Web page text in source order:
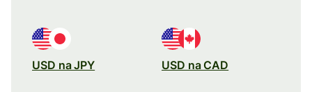
USD na JPY USD na CAD